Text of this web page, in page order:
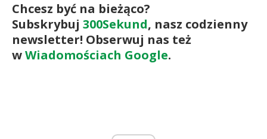
Chcesz być na bieżąco?
Subskrybuj 300Sekund, nasz codzienny
newsletter! Obserwuj nas też
wWiadomościach Google.